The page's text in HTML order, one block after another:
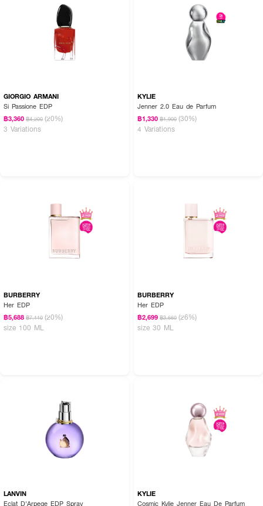
GIORGIO ARMANI
Si Passione EDP
฿3,360 ฿4,200 (20%)
3 Variations
KYLIE
Jenner 2.0 Eau de Parfum
฿1,330 ฿1,900 (30%)
4 Variations
BURBERRY
Her EDP
฿5,688 ฿7,110 (20%)
size 100 ML
BURBERRY
Her EDP
฿2,699 ฿3,660 (26%)
size 30 ML
LANVIN
Eclat D'Arpege EDP Spray
KYLIE
Cosmic Kylie Jenner Eau De Parfum